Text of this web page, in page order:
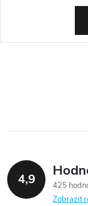
4,9
425
Zobrazit